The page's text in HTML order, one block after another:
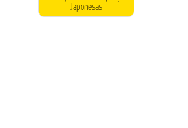
Japonesas